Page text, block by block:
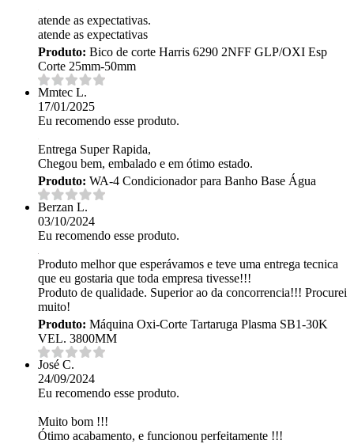
atende as expectativas.
atende as expectativas
Produto: Bico de corte Harris 6290 2NFF GLP/OXI Esp
Corte 25mm-50mm
Mmtec L.
17/01/2025
Eu recomendo esse produto.
Entrega Super Rapida,
Chegou bem, embalado e em ótimo estado.
Produto: WA-4 Condicionador para Banho Base Água
Berzan L.
03/10/2024
Eu recomendo esse produto.
Produto melhor que esperávamos e teve uma entrega tecnica
que eu gostaria que toda empresa tivesse!!!
Produto de qualidade. Superior ao da concorrencia!!! Procurei
muito!
Produto: Máquina Oxi-Corte Tartaruga Plasma SB1-30K
VEL. 3800MM
José C.
24/09/2024
Eu recomendo esse produto.
Muito bom !!!
Ótimo acabamento, e funcionou perfeitamente !!!